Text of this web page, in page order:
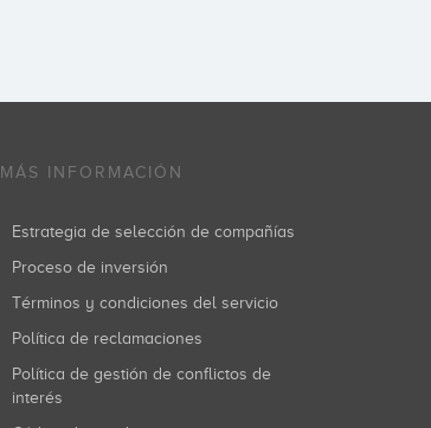
MÁS INFORMACIÓN
Estrategia de selección de compañías
Proceso de inversión
Términos y condiciones del servicio
Política de reclamaciones
Política de gestión de conflictos de
interés